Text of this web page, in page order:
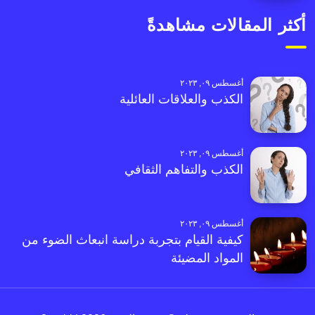
أكثر المقالات مشاهدةً
أغسطس ٠٩, ٢٠٢٣
الكذب والعلاقات العائلية
أغسطس ٠٩, ٢٠٢٣
الكذب والتفاهم الثقافي
أغسطس ٠٩, ٢٠٢٣
كيفية القيام بتجربة دراسة انبعاث الضوء من
المواد المضيئة